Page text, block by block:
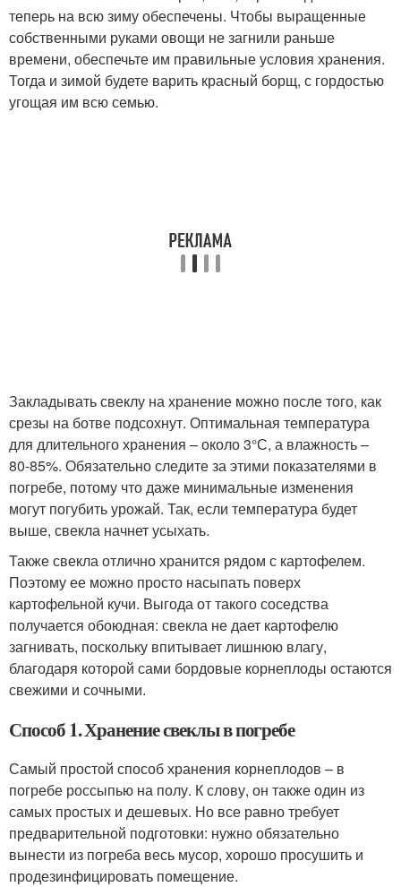
теперь на всю зиму обеспечены. Чтобы выращенные
собственными руками овощи не загнили раньше
времени, обеспечьте им правильные условия хранения.
Тогда и зимой будете варить красный борщ, с гордостью
угощая им всю семью.
Закладывать свеклу на хранение можно после того, как
срезы на ботве подсохнут. Оптимальная температура
для длительного хранения – около 3°С, а влажность –
80-85%. Обязательно следите за этими показателями в
погребе, потому что даже минимальные изменения
могут погубить урожай. Так, если температура будет
выше, свекла начнет усыхать.
Также свекла отлично хранится рядом с картофелем.
Поэтому ее можно просто насыпать поверх
картофельной кучи. Выгода от такого соседства
получается обоюдная: свекла не дает картофелю
загнивать, поскольку впитывает лишнюю влагу,
благодаря которой сами бордовые корнеплоды остаются
свежими и сочными.
Способ 1. Хранение свеклы в погребе
Самый простой способ хранения корнеплодов – в
погребе россыпью на полу. К слову, он также один из
самых простых и дешевых. Но все равно требует
предварительной подготовки: нужно обязательно
вынести из погреба весь мусор, хорошо просушить и
продезинфицировать помещение.